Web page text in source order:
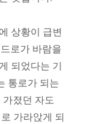
상황이 급변
로가 바람을
되었다는 기
통로가 되는
가졌던 자도
가라앉게 되